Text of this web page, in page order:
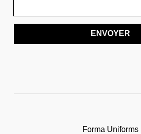
ENVOYER
Forma Uniforms